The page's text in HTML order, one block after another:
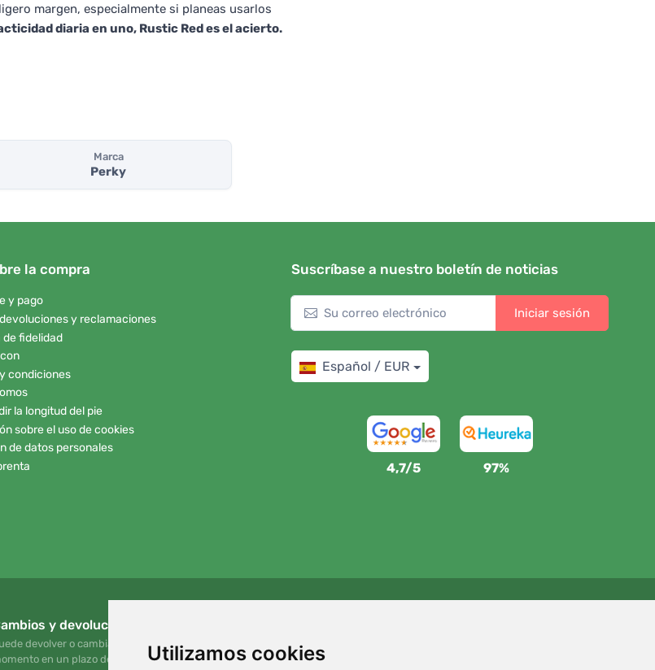
Utilizamos cookies
margen, especialmente si planeas usarlos
diaria en uno, Rustic Red es el acierto.
Marca
Perky
la compra
y pago
y reclamaciones
de fidelidad
condiciones
la longitud del pie
sobre el uso de cookies
de datos personales
Suscríbase a nuestro boletín de noticias
Iniciar sesión
Español / EUR
4,7/5 97%
y devoluciones gratuitos
devolver o cambiar su pedido en cualquier
en un plazo de 90 días